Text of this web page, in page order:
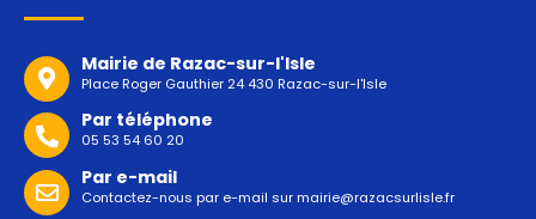
Mairie de Razac-sur-l'Isle
Place Roger Gauthier 24 430 Razac-sur-l'Isle
Par téléphone
05 53 54 60 20
Par e-mail
Contactez-nous par e-mail surmairie@razacsurlisle.fr